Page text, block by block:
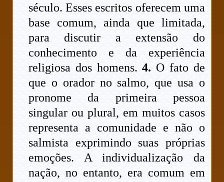
século. Esses escritos oferecem uma
base comum, ainda que limitada,
para discutir a extensão do
conhecimento e da experiência
religiosa dos homens. 4. O fato de
que o orador no salmo, que usa o
pronome da primeira pessoa
singular ou plural, em muitos casos
representa a comunidade e não o
salmista exprimindo suas próprias
emoções. A individualização da
nação, no entanto, era comum em